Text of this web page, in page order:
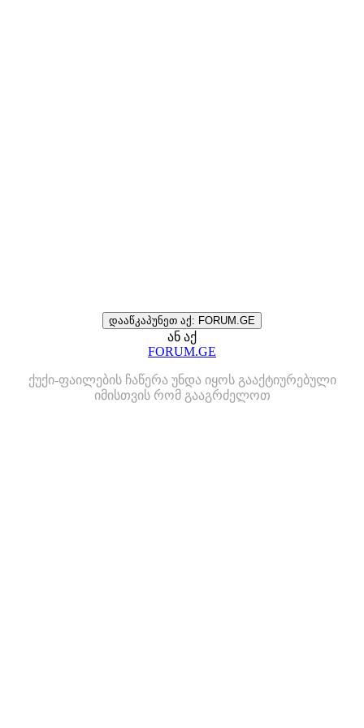
დააწკაპუნეთ აქ: FORUM.GE
ან აქ
FORUM.GE
ქუქი-ფაილების ჩაწერა უნდა იყოს გააქტიურებული
იმისთვის რომ გააგრძელოთ